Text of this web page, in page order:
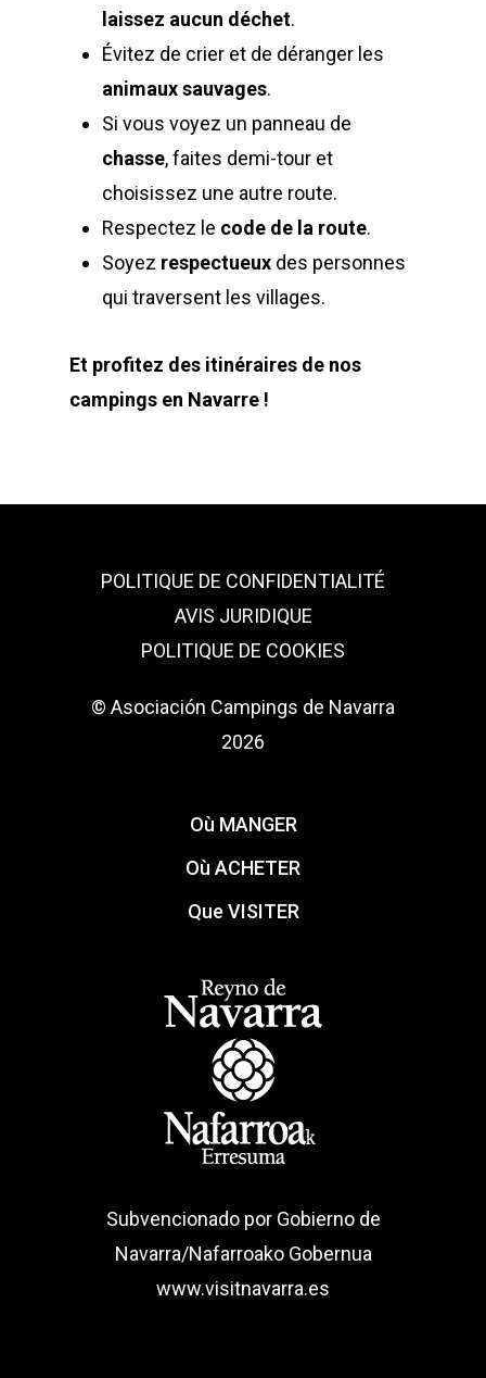
laissez aucun déchet.
Évitez de crier et de déranger les
animaux sauvages.
Si vous voyez un panneau de
chasse, faites demi-tour et
choisissez une autre route.
Respectez le code de la route.
Soyez respectueux des personnes
qui traversent les villages.
Et profitez des itinéraires de nos
campings en Navarre !
POLITIQUE DE CONFIDENTIALITÉ
AVIS JURIDIQUE
POLITIQUE DE COOKIES
© Asociación Campings de Navarra
2026
Où MANGER
Où ACHETER
Que VISITER
Subvencionado por Gobierno de
Navarra/Nafarroako Gobernua
www.visitnavarra.es